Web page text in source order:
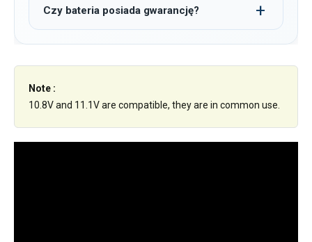
Czy bateria posiada gwarancję?
Note :
10.8V and 11.1V are compatible, they are in common use.